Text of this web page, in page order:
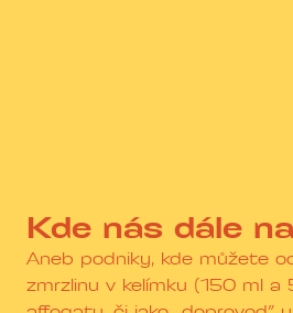
Kde nás dále
Aneb podniky, kde můžete
zmrzlinu v kelímku (150 ml a